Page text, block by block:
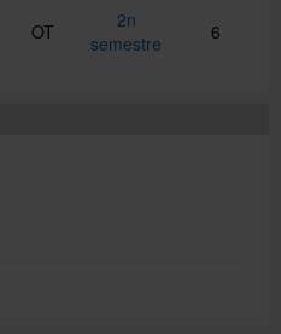
OT
2n
semestre
6